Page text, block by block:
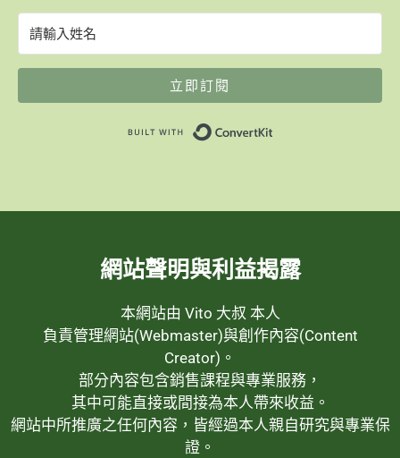
立即訂閱
網站聲明與利益揭露
本網站由 Vito 大叔 本人
負責管理網站(Webmaster)與創作內容(Content
Creator)。
部分內容包含銷售課程與專業服務，
其中可能直接或間接為本人帶來收益。
網站中所推廣之任何內容，皆經過本人親自研究與專業保
證。